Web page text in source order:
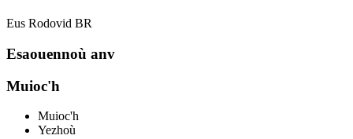
Eus Rodovid BR
Esaouennoù anv
Muioc'h
Muioc'h
Yezhoù